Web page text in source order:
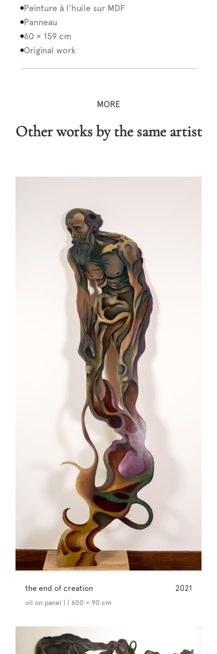
Peinture à l'huile sur MDF
Panneau
60 × 159 cm
Original work
MORE
Other works by the same artist
the end of creation 2021
oil on panel | | 600 × 90 cm